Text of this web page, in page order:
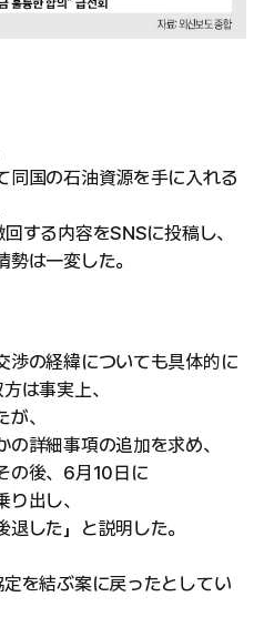
同国の石油資源を手に入れる
する内容をSNSに投稿し、
は一変した。
渉の経緯についても具体的に
は事実上、
、
の詳細事項の追加を求め、
の後、6月10日に
り出し、
した」と説明した。
を結ぶ案に戻ったとしてい